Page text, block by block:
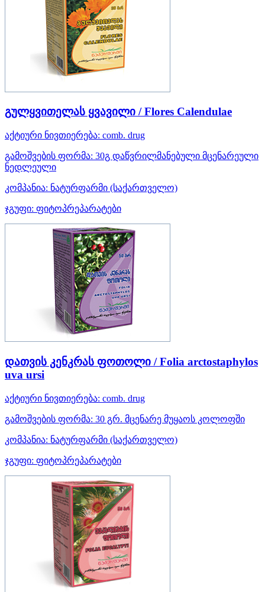
გულყვითელას ყვავილი / Flores Calendulae
აქტიური ნივთიერება: comb. drug
გამოშვების ფორმა: 30გ დაწვრილმანებული მცენარეული
ნედლეული
კომპანია: ნატურფარმი (საქართველო)
ჯგუფი: ფიტოპრეპარატები
დათვის კენკრას ფოთოლი / Folia arctostaphylos
uva ursi
აქტიური ნივთიერება: comb. drug
გამოშვების ფორმა: 30 გრ. მცენარე მუყაოს კოლოფში
კომპანია: ნატურფარმი (საქართველო)
ჯგუფი: ფიტოპრეპარატები